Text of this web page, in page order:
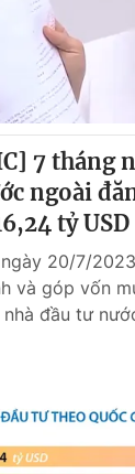
lai
Podcast
VTV
7 tháng
ngoài
tỷ USD
20/7/
và góp vốn
đầu tư